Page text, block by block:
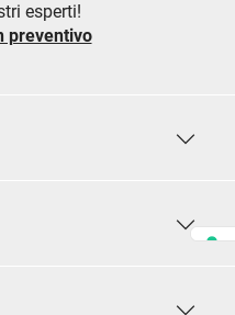
esperti!
preventivo